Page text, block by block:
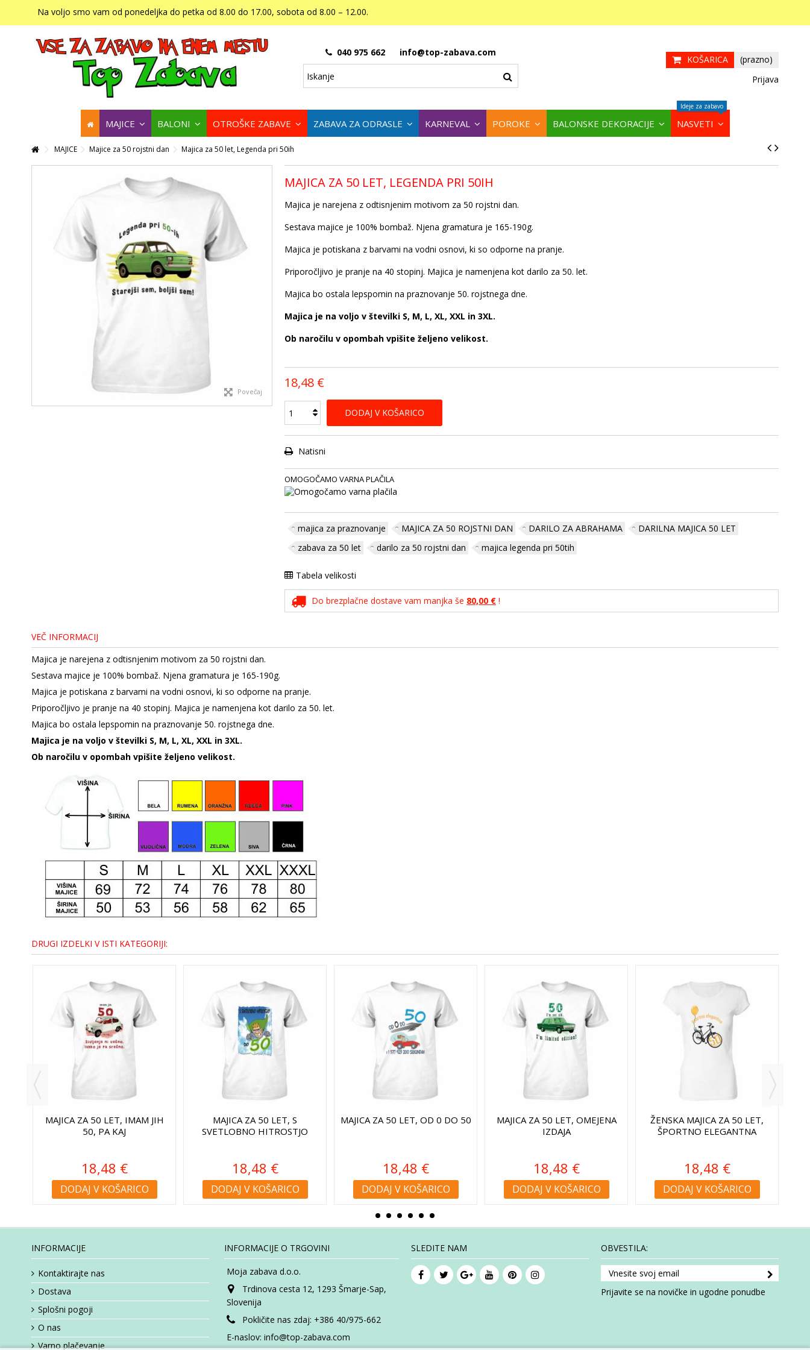
Na voljo smo vam od ponedeljka do petka od 8.00 do 17.00, sobota od 8.00 – 12.00.
040 975 662 info@top-zabava.com
KOŠARICA
(prazno)
Prijava
MAJICE BALONI OTROŠKE ZABAVE ZABAVA ZA ODRASLE KARNEVAL POROKE BALONSKE DEKORACIJE NASVETI
Ideje za zabavo
MAJICE Majice za 50 rojstni dan Majica za 50 let, Legenda pri 50ih
Povečaj
MAJICA ZA 50 LET, LEGENDA PRI 50IH
Majica je narejena z odtisnjenim motivom za 50 rojstni dan.
Sestava majice je 100% bombaž. Njena gramatura je 165-190g.
Majica je potiskana z barvami na vodni osnovi, ki so odporne na pranje.
Priporočljivo je pranje na 40 stopinj. Majica je namenjena kot darilo za 50. let.
Majica bo ostala lepspomin na praznovanje 50. rojstnega dne.
Majica je na voljo v številki S, M, L, XL, XXL in 3XL.
Ob naročilu v opombah vpišite željeno velikost.
18,48 €
DODAJ V KOŠARICO
Natisni
OMOGOČAMO VARNA PLAČILA
majica za praznovanje MAJICA ZA 50 ROJSTNI DAN DARILO ZA ABRAHAMA
DARILNA MAJICA 50 LET
zabava za 50 let
darilo za 50 rojstni dan majica legenda pri 50tih
Tabela velikosti
Do brezplačne dostave vam manjka še 80,00 €!
VEČ INFORMACIJ
Majica je narejena z odtisnjenim motivom za 50 rojstni dan.
Sestava majice je 100% bombaž. Njena gramatura je 165-190g.
Majica je potiskana z barvami na vodni osnovi, ki so odporne na pranje.
Priporočljivo je pranje na 40 stopinj. Majica je namenjena kot darilo za 50. let.
Majica bo ostala lepspomin na praznovanje 50. rojstnega dne.
Majica je na voljo v številki S, M, L, XL, XXL in 3XL.
Ob naročilu v opombah vpišite željeno velikost.
DRUGI IZDELKI V ISTI KATEGORIJI:
MAJICA ZA 50 LET, IMAM JIH
50, PA KAJ
18,48 €
DODAJ V KOŠARICO
MAJICA ZA 50 LET, S
SVETLOBNO HITROSTJO
18,48 €
DODAJ V KOŠARICO
MAJICA ZA 50 LET, OD 0 DO 50
18,48 €
DODAJ V KOŠARICO
MAJICA ZA 50 LET, OMEJENA
IZDAJA
18,48 €
DODAJ V KOŠARICO
ŽENSKA MAJICA ZA 50 LET,
ŠPORTNO ELEGANTNA
18,48 €
DODAJ V KOŠARICO
INFORMACIJE
Kontaktirajte nas
Dostava
Splošni pogoji
O nas
Varno plačevanje
INFORMACIJE O TRGOVINI
Moja zabava d.o.o.
Trdinova cesta 12, 1293 Šmarje-Sap,
Slovenija
Pokličite nas zdaj: +386 40/975-662
E-naslov: info@top-zabava.com
SLEDITE NAM OBVESTILA:
Prijavite se na novičke in ugodne ponudbe